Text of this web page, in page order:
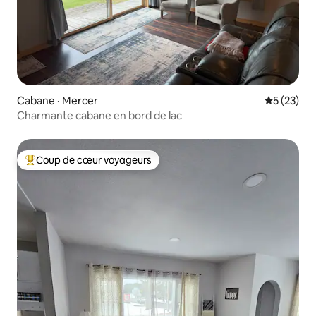
Cabane · Mercer Note
5 (23)
Charmante cabane en bord de lac
Coup de cœur voyageurs parmi les plus aimés
Coup de cœur voyageurs